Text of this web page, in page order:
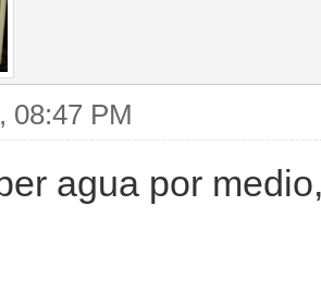
08:47 PM
agua por